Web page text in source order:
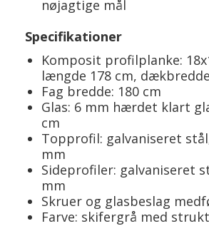
nøjagtige mål
Specifikationer
Komposit profilplanke:
længde 178 cm,
Fag bredde: 180 cm
Glas: 6 mm hærdet klart
cm
Topprofil: galvaniseret
mm
Sideprofiler: galvaniseret
mm
Skruer og glasbeslag
Farve: skifergrå med